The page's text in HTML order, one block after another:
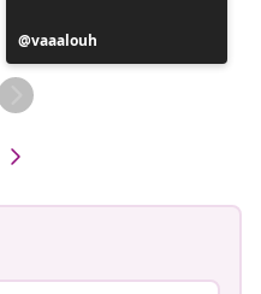
Publicación
realizada
por
vaaalouh